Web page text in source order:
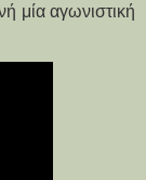
μία αγωνιστική